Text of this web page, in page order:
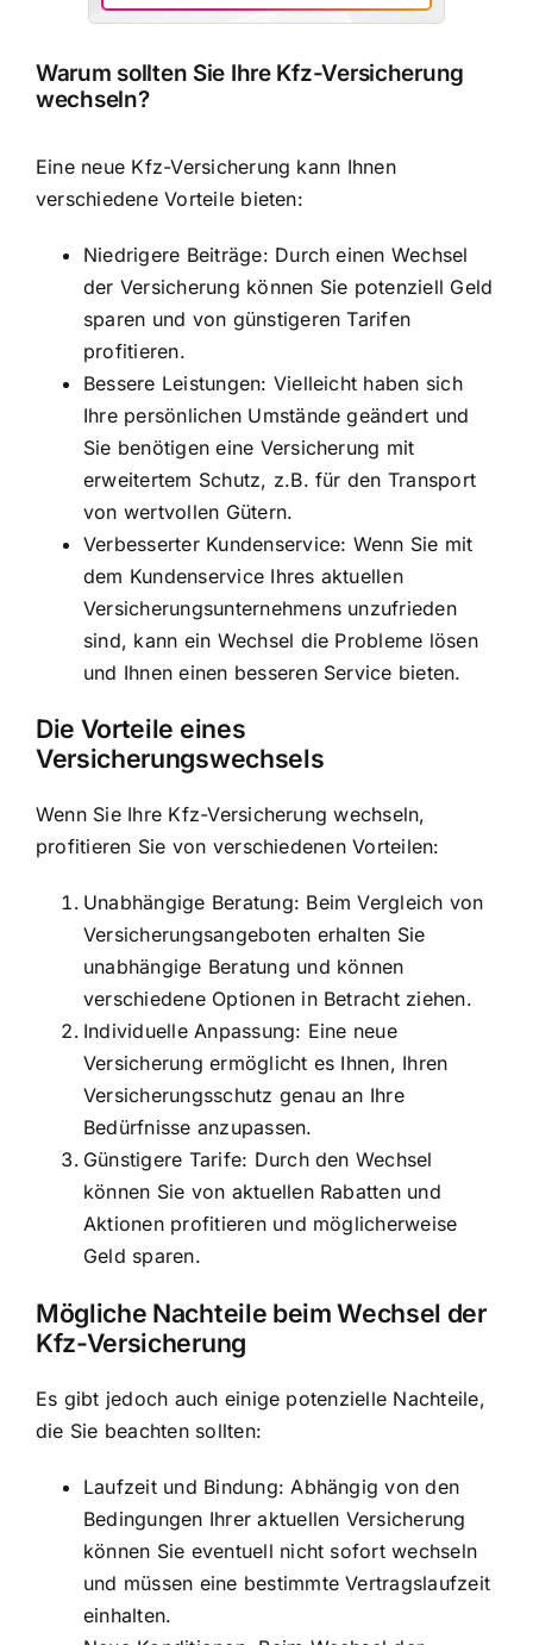
Warum sollten Sie Ihre Kfz-Versicherung
wechseln?
Eine neue Kfz-Versicherung kann Ihnen
verschiedene Vorteile bieten:
Niedrigere Beiträge: Durch einen Wechsel
der Versicherung können Sie potenziell Geld
sparen und von günstigeren Tarifen
profitieren.
Bessere Leistungen: Vielleicht haben sich
Ihre persönlichen Umstände geändert und
Sie benötigen eine Versicherung mit
erweitertem Schutz, z.B. für den Transport
von wertvollen Gütern.
Verbesserter Kundenservice: Wenn Sie mit
dem Kundenservice Ihres aktuellen
Versicherungsunternehmens unzufrieden
sind, kann ein Wechsel die Probleme lösen
und Ihnen einen besseren Service bieten.
Die Vorteile eines
Versicherungswechsels
Wenn Sie Ihre Kfz-Versicherung wechseln,
profitieren Sie von verschiedenen Vorteilen:
Unabhängige Beratung: Beim Vergleich von
Versicherungsangeboten erhalten Sie
unabhängige Beratung und können
verschiedene Optionen in Betracht ziehen.
Individuelle Anpassung: Eine neue
Versicherung ermöglicht es Ihnen, Ihren
Versicherungsschutz genau an Ihre
Bedürfnisse anzupassen.
Günstigere Tarife: Durch den Wechsel
können Sie von aktuellen Rabatten und
Aktionen profitieren und möglicherweise
Geld sparen.
Mögliche Nachteile beim Wechsel der
Kfz-Versicherung
Es gibt jedoch auch einige potenzielle Nachteile,
die Sie beachten sollten:
Laufzeit und Bindung: Abhängig von den
Bedingungen Ihrer aktuellen Versicherung
können Sie eventuell nicht sofort wechseln
und müssen eine bestimmte Vertragslaufzeit
einhalten.